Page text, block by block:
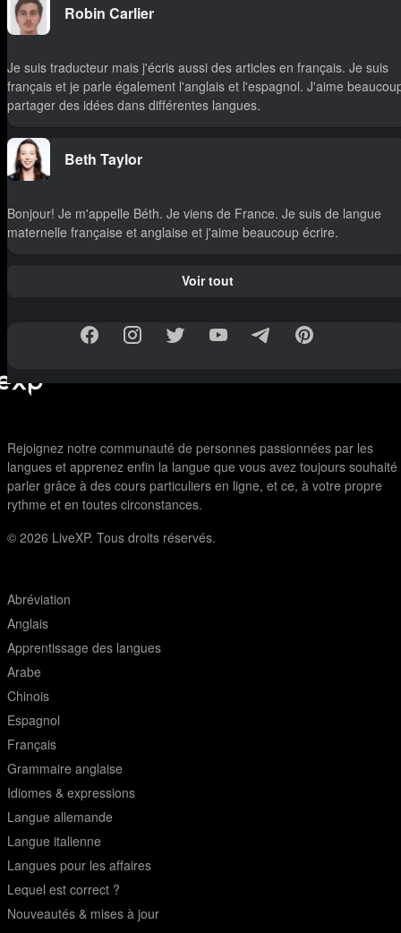
Robin Carlier
Je suis traducteur mais j'écris aussi des articles en français. Je suis
français et je parle également l'anglais et l'espagnol. J'aime
partager des idées dans différentes langues.
Beth Taylor
Bonjour! Je m'appelle Béth. Je viens de France. Je suis de langue
maternelle française et anglaise et j'aime beaucoup écrire.
Voir tout
Rejoignez notre communauté de personnes passionnées par les
langues et apprenez enfin la langue que vous avez toujours souhaité
parler grâce à des cours particuliers en ligne, et ce, à votre propre
rythme et en toutes circonstances.
© 2026 LiveXP. Tous droits réservés.
Abréviation
Anglais
Apprentissage des langues
Arabe
Chinois
Espagnol
Français
Grammaire anglaise
Idiomes & expressions
Langue allemande
Langue italienne
Langues pour les affaires
Lequel est correct ?
Nouveautés & mises à jour